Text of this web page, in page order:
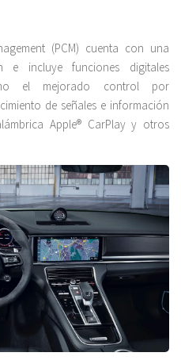
(PCM) cuenta con una
e incluye funciones digitales
el mejorado control por
de señales e información
Apple® CarPlay y otros